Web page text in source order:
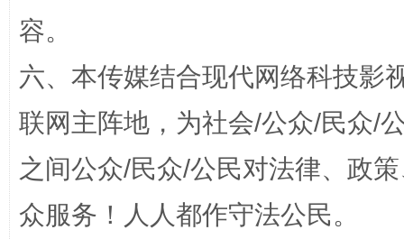
完善运行机制助力责任有效落实
容。
六、本传媒结合现代网络科技影
联网主阵地，为社会/公众/民众/
之间公众/民众/公民对法律、政
众服务！人人都作守法公民。